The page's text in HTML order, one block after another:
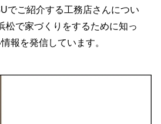
でご紹介する工務店さんについ
松で家づくりをするために知っ
報を発信しています。